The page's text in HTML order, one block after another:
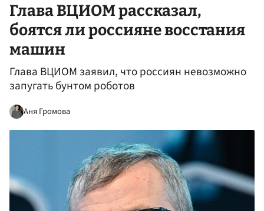
Глава ВЦИОМ рассказал,
боятся ли россияне восстания
машин
Глава ВЦИОМ заявил, что россиян невозможно
запугать бунтом роботов
Аня Громова